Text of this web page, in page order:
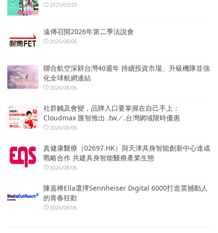
2021/03/29
遠傳召開2026年第二季法說會
2026/08/06
聯合航空深耕台灣40週年 持續投資市場、升級機隊並強
化全球航網連結
2026/08/06
社群觸及會變，品牌入口要掌握在自己手上：
Cloudmax 匯智推出 .tw／.台灣網域限時優惠
2026/08/06
真健康醫療（02697.HK）與天津具身智能創新中心達成
戰略合作 共建具身智能醫療產業生態
2026/08/06
陳嘉樺Ella選擇Sennheiser Digital 6000打造震撼動人
的青春狂歡
2026/08/06